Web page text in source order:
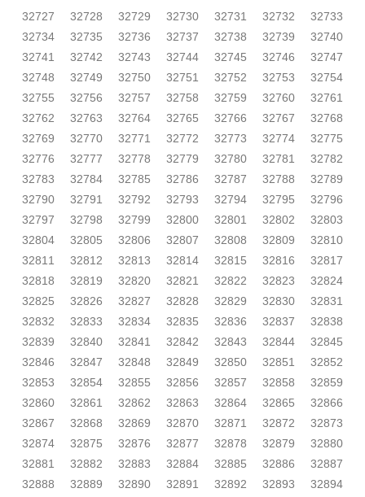
32727
32728 32729 32730 32731 32732
32733
32734
32735 32736 32737 32738 32739
32740
32741
32742 32743 32744 32745 32746
32747
32748
32749 32750 32751 32752 32753
32754
32755
32756 32757 32758 32759 32760
32761
32762
32763 32764 32765 32766 32767
32768
32769
32770 32771 32772 32773 32774
32775
32776
32777 32778 32779 32780 32781
32782
32783
32784 32785 32786 32787 32788
32789
32790
32791 32792 32793 32794 32795
32796
32797
32798 32799 32800 32801 32802
32803
32804
32805 32806 32807 32808 32809
32810
32811
32812 32813 32814 32815 32816
32817
32818
32819 32820 32821 32822 32823
32824
32825
32826 32827 32828 32829 32830
32831
32832
32833 32834 32835 32836 32837
32838
32839
32840 32841 32842 32843 32844
32845
32846
32847 32848 32849 32850 32851
32852
32853
32854 32855 32856 32857 32858
32859
32860
32861 32862 32863 32864 32865
32866
32867
32868 32869 32870 32871 32872
32873
32874
32875 32876 32877 32878 32879
32880
32881
32882 32883 32884 32885 32886
32887
32888
32889 32890 32891 32892 32893
32894